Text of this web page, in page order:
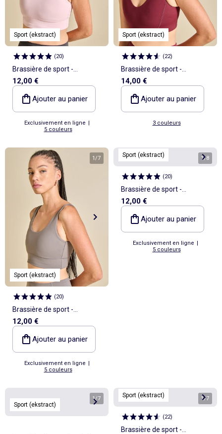
Sport (ekstract)
(20)
Brassière de sport -
(ekstract)
12,00 €
Ajouter au panier
Exclusivement en ligne |
5 couleurs
Sport (ekstract)
(22)
Brassière de sport -
(ekstract)
14,00 €
Ajouter au panier
3 couleurs
Sport (ekstract)
1/7
(20)
Brassière de sport -
(ekstract)
12,00 €
Ajouter au panier
Exclusivement en ligne |
5 couleurs
Sport (ekstract) 1/8
(20)
Brassière de sport -
(ekstract)
12,00 €
Ajouter au panier
Exclusivement en ligne |
5 couleurs
Sport (ekstract)
1/7 Sport (ekstract) 1/7
(22)
Brassière de sport -